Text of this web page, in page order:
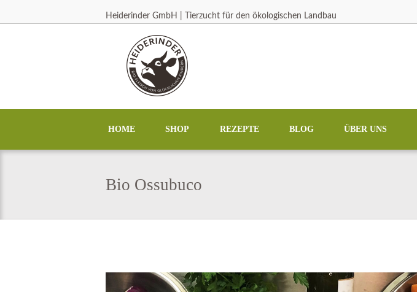
Heiderinder GmbH | Tierzucht für den ökologischen Landbau
HOME SHOP REZEPTE BLOG ÜBER UNS
Bio Ossubuco